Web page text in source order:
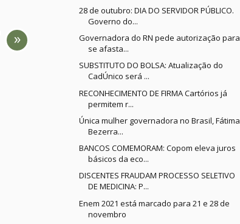
28 de outubro: DIA DO SERVIDOR PÚBLICO.
Governo do...
Governadora do RN pede autorização para
se afasta...
SUBSTITUTO DO BOLSA: Atualização do
CadÚnico será ...
RECONHECIMENTO DE FIRMA Cartórios já
permitem r...
Única mulher governadora no Brasil, Fátima
Bezerra...
BANCOS COMEMORAM: Copom eleva juros
básicos da eco...
DISCENTES FRAUDAM PROCESSO SELETIVO
DE MEDICINA: P...
Enem 2021 está marcado para 21 e 28 de
novembro